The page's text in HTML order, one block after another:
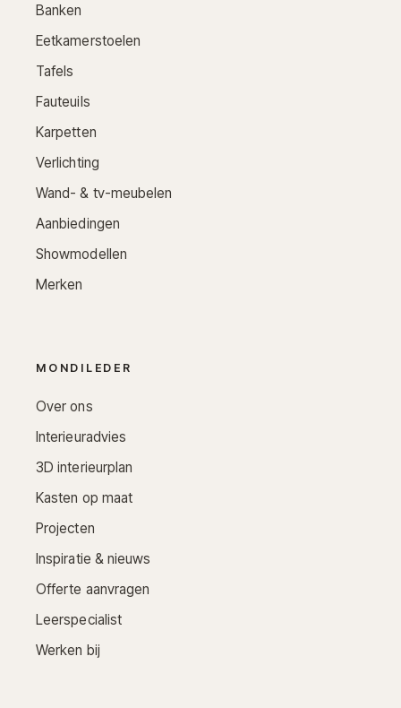
Banken
Eetkamerstoelen
Tafels
Fauteuils
Karpetten
Verlichting
Wand- & tv-meubelen
Aanbiedingen
Showmodellen
Merken
MONDILEDER
Over ons
Interieuradvies
3D interieurplan
Kasten op maat
Projecten
Inspiratie & nieuws
Offerte aanvragen
Leerspecialist
Werken bij